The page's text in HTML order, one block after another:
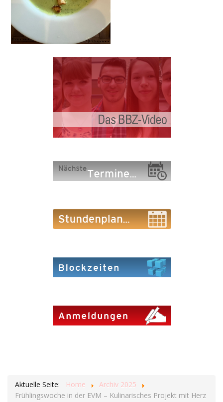
Aktuelle Seite: Home
Archiv 2025
Frühlingswoche in der EVM – Kulinarisches Projekt mit Herz